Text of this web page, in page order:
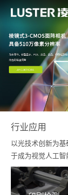
行业应用
以光技术创新为
于成为视觉人工智